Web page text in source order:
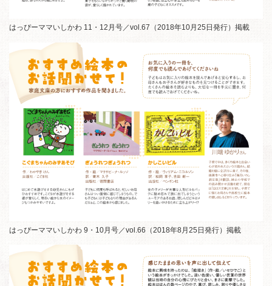
はっぴーママいしかわ 11・12月号／vol.67（2018年10月25日発行）掲載
はっぴーママいしかわ 9・10月号／vol.66（2018年8月25日発行）掲載